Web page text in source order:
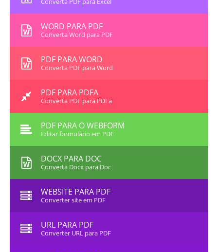
WORD PARA PDF
Converta Word para PDF
PDF PARA WORD
Converta PDF para Word
PDF PARA PDFA
Converta PDF para PDFa
PDF PARA O WEBFORM
Editar formulário em PDF
DOCX PARA DOC
Converta Docx para Doc
WEBSITE PARA PDF
Converter site em PDF
URL PARA PDF
Converter URL para PDF